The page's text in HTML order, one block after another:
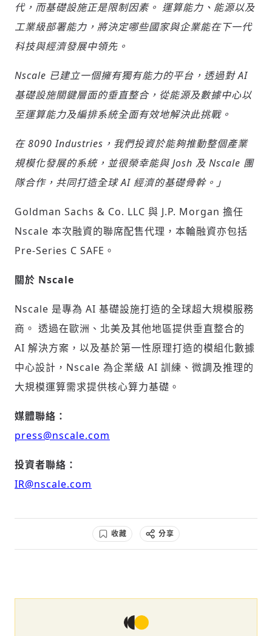
代，而基礎設施正是限制因素。 運算能力、能源以及
工業級部署能力，將決定哪些國家與企業能在下一代
科技與經濟發展中領先。
Nscale 已建立一個擁有獨有能力的平台，透過對 AI
基礎設施關鍵層面的垂直整合，從能源及數據中心以
至運算能力及編排系統全面有效地解決此挑戰。
在 8090 Industries，我們投資於能夠推動整個產業
規模化發展的系統，並很榮幸能與 Josh 及 Nscale 團
隊合作，共同打造全球 AI 經濟的基礎骨幹。」
Goldman Sachs & Co. LLC 與 J.P. Morgan 擔任
Nscale 本次融資的聯席配售代理，本輪融資亦包括
Pre-Series C SAFE。
關於 Nscale
Nscale 是專為 AI 基礎設施打造的全球超大規模服務
商。 透過在歐洲、北美及其他地區提供垂直整合的
AI 解決方案，以及基於第一性原理打造的模組化數據
中心設計，Nscale 為企業級 AI 訓練、微調及推理的
大規模運算需求提供核心算力基礎。
媒體聯絡：
press@nscale.com
投資者聯絡：
IR@nscale.com
收藏 分享